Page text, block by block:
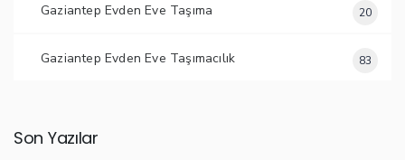
Gaziantep Evden Eve Taşıma 20
Gaziantep Evden Eve Taşımacılık 83
Son Yazılar